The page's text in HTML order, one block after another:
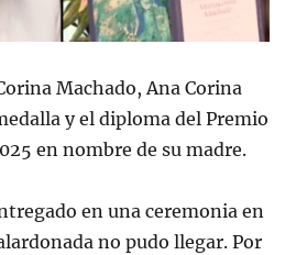
Machado, Ana Corina
y el diploma del Premio
en nombre de su madre.
en una ceremonia en
no pudo llegar. Por